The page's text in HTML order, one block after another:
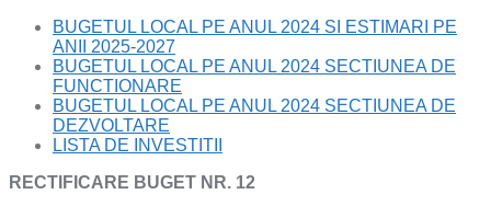
BUGETUL LOCAL PE ANUL 2024 SI ESTIMARI PE
ANII 2025-2027
BUGETUL LOCAL PE ANUL 2024 SECTIUNEA DE
FUNCTIONARE
BUGETUL LOCAL PE ANUL 2024 SECTIUNEA DE
DEZVOLTARE
LISTA DE INVESTITII
RECTIFICARE BUGET NR. 12